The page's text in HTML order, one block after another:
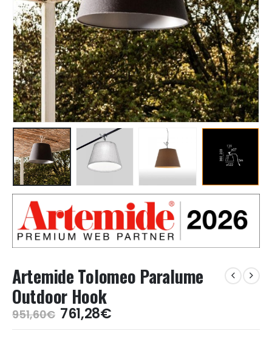
Artemide Tolomeo Paralume
Outdoor Hook
951,60€ Il
prezzo
761,28€Il
prezzo